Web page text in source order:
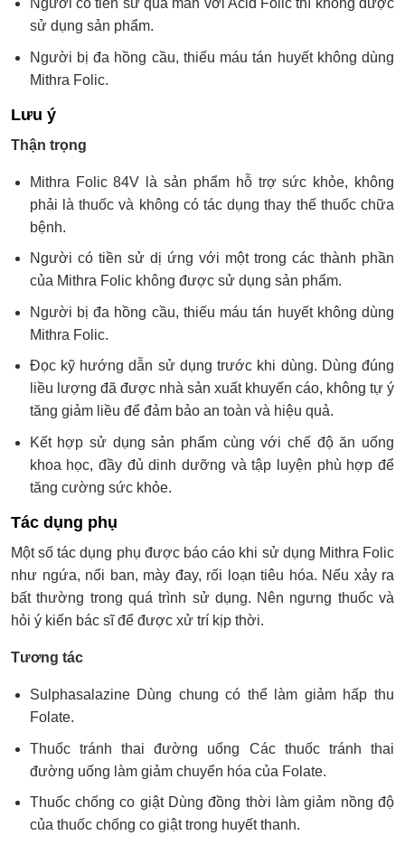
Người có tiền sử quá mẫn với Acid Folic thì không được
sử dụng sản phẩm.
Người bị đa hồng cầu, thiếu máu tán huyết không dùng
Mithra Folic.
Lưu ý
Thận trọng
Mithra Folic 84V là sản phẩm hỗ trợ sức khỏe, không
phải là thuốc và không có tác dụng thay thế thuốc chữa
bệnh.
Người có tiền sử dị ứng với một trong các thành phần
của Mithra Folic không được sử dụng sản phẩm.
Người bị đa hồng cầu, thiếu máu tán huyết không dùng
Mithra Folic.
Đọc kỹ hướng dẫn sử dụng trước khi dùng. Dùng đúng
liều lượng đã được nhà sản xuất khuyến cáo, không tự ý
tăng giảm liều để đảm bảo an toàn và hiệu quả.
Kết hợp sử dụng sản phẩm cùng với chế độ ăn uống
khoa học, đầy đủ dinh dưỡng và tập luyện phù hợp để
tăng cường sức khỏe.
Tác dụng phụ
Một số tác dụng phụ được báo cáo khi sử dụng Mithra Folic
như ngứa, nổi ban, mày đay, rối loạn tiêu hóa. Nếu xảy ra
bất thường trong quá trình sử dụng. Nên ngưng thuốc và
hỏi ý kiến bác sĩ để được xử trí kịp thời.
Tương tác
Sulphasalazine Dùng chung có thể làm giảm hấp thu
Folate.
Thuốc tránh thai đường uống Các thuốc tránh thai
đường uống làm giảm chuyển hóa của Folate.
Thuốc chống co giật Dùng đồng thời làm giảm nồng độ
của thuốc chống co giật trong huyết thanh.